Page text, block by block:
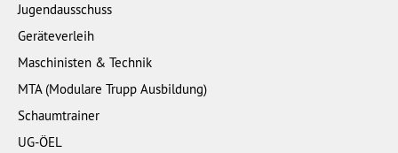
Jugendausschuss
Geräteverleih
Maschinisten & Technik
MTA (Modulare Trupp Ausbildung)
Schaumtrainer
UG-ÖEL